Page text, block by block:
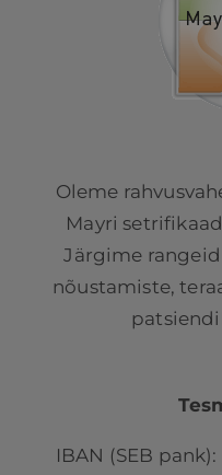
Oleme
Mayri
Järgime
nõustamiste,
IBAN (SEB pank):